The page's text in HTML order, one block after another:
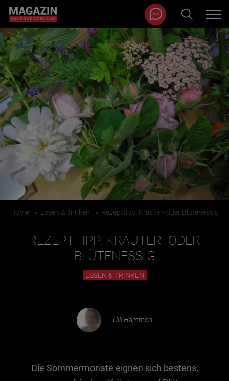
Zum Inhalt springen
BEITRÄGE IN MEINER NÄHE
BEITRÄGE IN MEINER NÄHE ANZEIGEN
Brauchtum
Magazin durchsuchen...
Home » Essen & Trinken » Rezepttipp: Kräuter- oder Blütenessig
REZEPTTIPP: KRÄUTER- ODER
BLÜTENESSIG
ESSEN & TRINKEN
Ulli Hammerl
Die Sommermonate eignen sich bestens,